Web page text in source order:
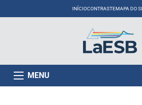
INÍCIOCONTRASTEMAPA DO
MENU